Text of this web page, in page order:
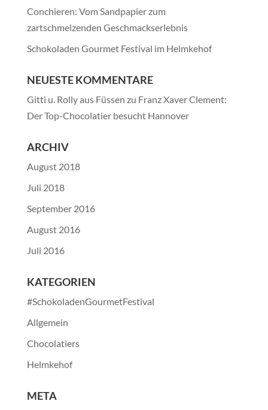
Conchieren: Vom Sandpapier zum
zartschmelzenden Geschmackserlebnis
Schokoladen Gourmet Festival im Helmkehof
NEUESTE KOMMENTARE
Gitti u. Rolly aus Füssen zu Franz Xaver Clement:
Der Top-Chocolatier besucht Hannover
ARCHIV
August 2018
Juli 2018
September 2016
August 2016
Juli 2016
KATEGORIEN
#SchokoladenGourmetFestival
Allgemein
Chocolatiers
Helmkehof
META